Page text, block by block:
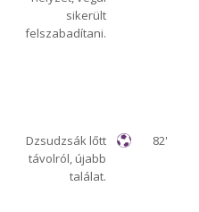
sikerült
felszabadítani.
82'
Dzsudzsák lőtt
távolról, újabb
találat.